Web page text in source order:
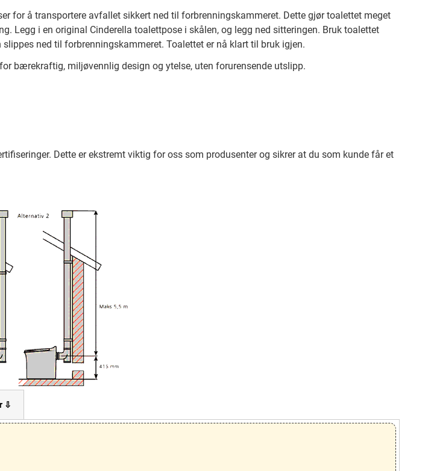
for å transportere avfallet sikkert ned til forbrenningskammeret. Dette gjør toalettet meget
Legg i en original Cinderella toalettpose i skålen, og legg ned sitteringen. Bruk toalettet
ned til forbrenningskammeret. Toalettet er nå klart til bruk igjen.
bærekraftig, miljøvennlig design og ytelse, uten forurensende utslipp.
Dette er ekstremt viktig for oss som produsenter og sikrer at du som kunde får et
⇩